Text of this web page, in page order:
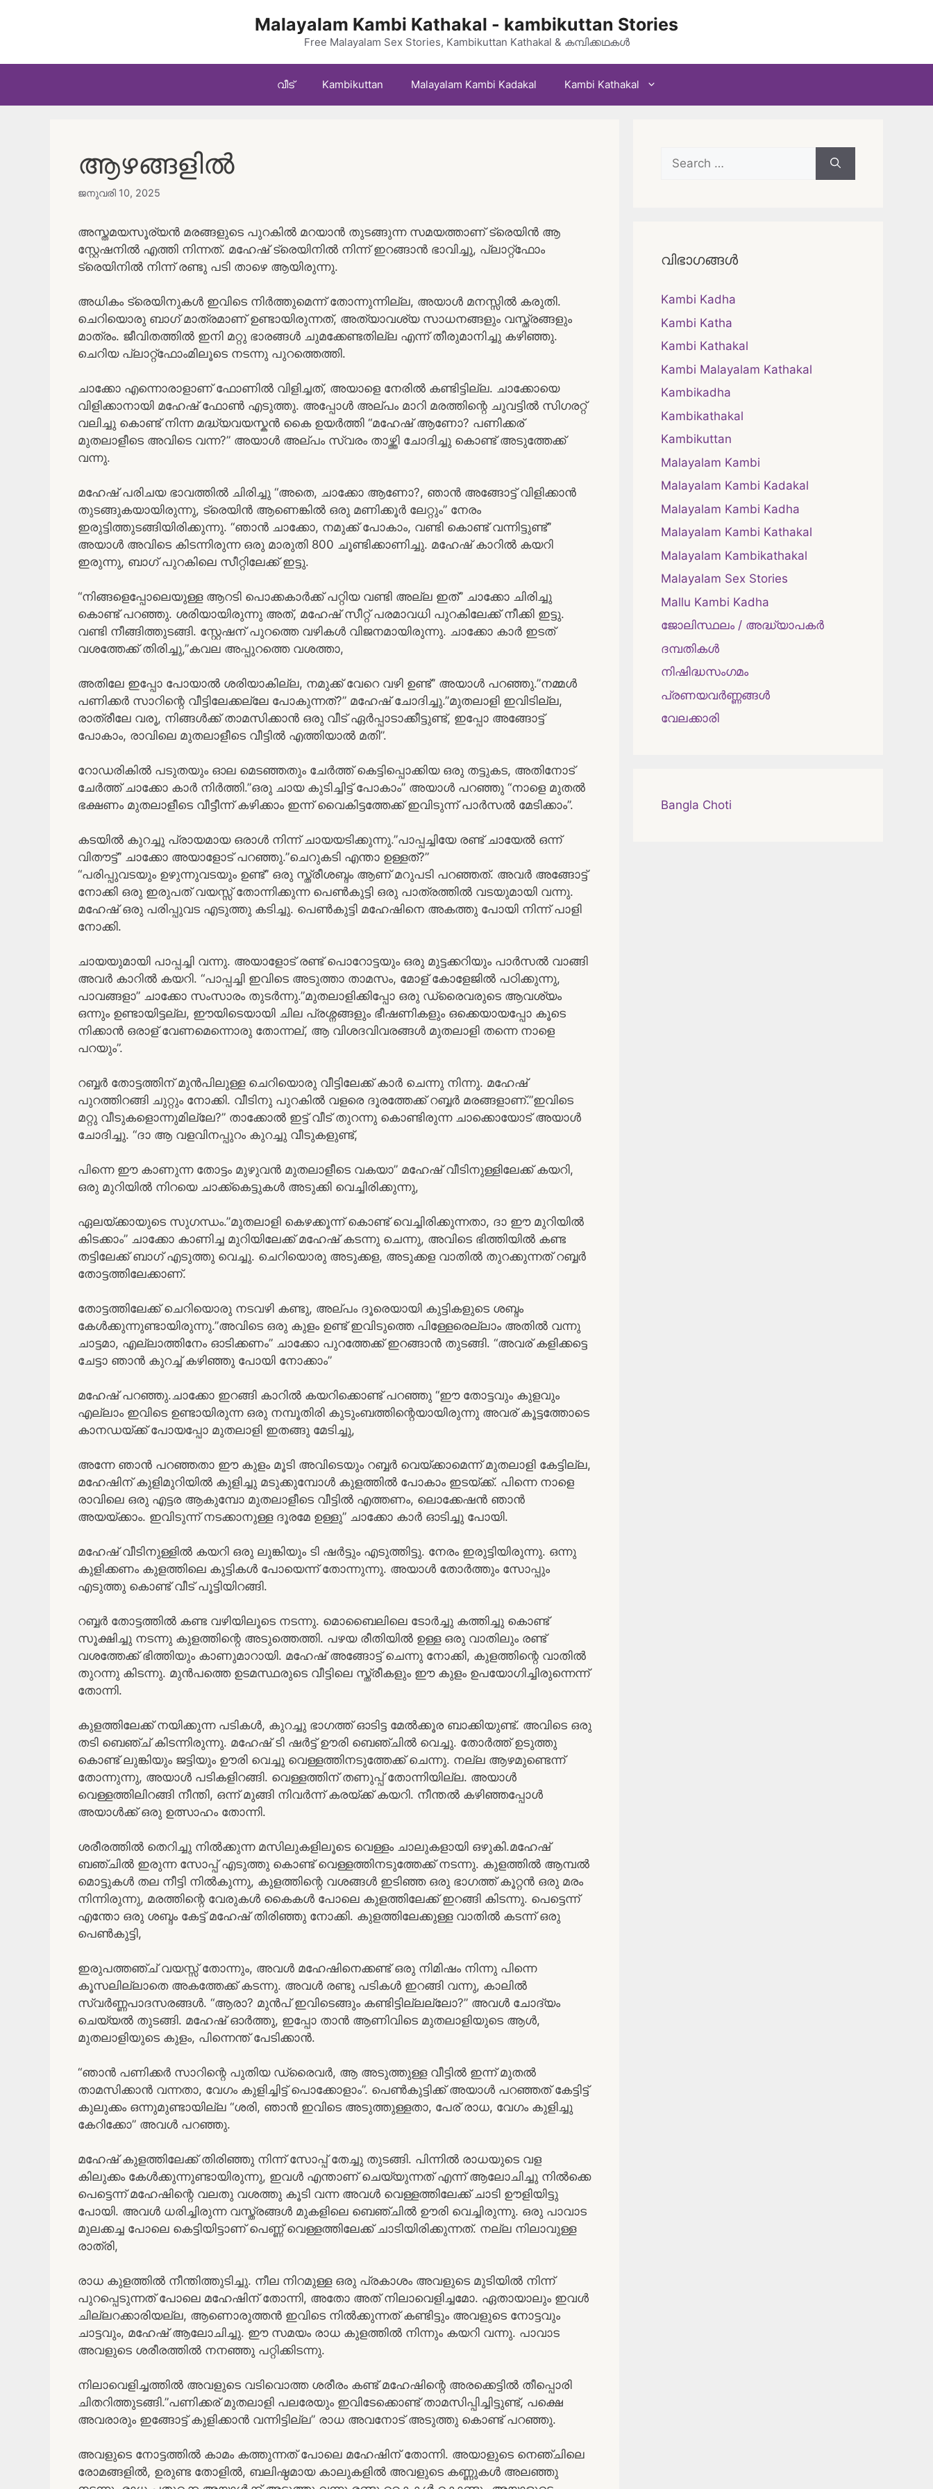
Malayalam Kambi Kathakal - kambikuttan Stories
Free Malayalam Sex Stories, Kambikuttan Kathakal & കമ്പിക്കഥകൾ
വീട് Kambikuttan Malayalam Kambi Kadakal Kambi Kathakal
ആഴങ്ങളിൽ
ജനുവരി 10, 2025
അസ്തമയസൂര്യൻ മരങ്ങളുടെ പുറകിൽ മറയാൻ തുടങ്ങുന്ന സമയത്താണ് ട്രെയിൻ ആ
സ്റ്റേഷനിൽ എത്തി നിന്നത്. മഹേഷ്‌ ട്രെയിനിൽ നിന്ന് ഇറങ്ങാൻ ഭാവിച്ചു, പ്ലാറ്റ്ഫോം
ട്രെയിനിൽ നിന്ന് രണ്ടു പടി താഴെ ആയിരുന്നു.
അധികം ട്രെയിനുകൾ ഇവിടെ നിർത്തുമെന്ന് തോന്നുന്നില്ല, അയാൾ മനസ്സിൽ കരുതി.
ചെറിയൊരു ബാഗ് മാത്രമാണ് ഉണ്ടായിരുന്നത്, അത്യാവശ്യ സാധനങ്ങളും വസ്ത്രങ്ങളും
മാത്രം. ജീവിതത്തിൽ ഇനി മറ്റു ഭാരങ്ങൾ ചുമക്കേണ്ടതില്ല എന്ന് തീരുമാനിച്ചു കഴിഞ്ഞു.
ചെറിയ പ്ലാറ്റ്ഫോംമിലൂടെ നടന്നു പുറത്തെത്തി.
ചാക്കോ എന്നൊരാളാണ് ഫോണിൽ വിളിച്ചത്, അയാളെ നേരിൽ കണ്ടിട്ടില്ല. ചാക്കോയെ
വിളിക്കാനായി മഹേഷ്‌ ഫോൺ എടുത്തു. അപ്പോൾ അല്പം മാറി മരത്തിന്റെ ചുവട്ടിൽ സിഗരറ്റ്
വലിച്ചു കൊണ്ട് നിന്ന മദ്ധ്യവയസ്കൻ കൈ ഉയർത്തി “മഹേഷ്‌ ആണോ? പണിക്കര്
മുതലാളീടെ അവിടെ വന്ന?” അയാൾ അല്പം സ്വരം താഴ്ത്തി ചോദിച്ചു കൊണ്ട് അടുത്തേക്ക്
വന്നു.
മഹേഷ്‌ പരിചയ ഭാവത്തിൽ ചിരിച്ചു “അതെ, ചാക്കോ ആണോ?, ഞാൻ അങ്ങോട്ട് വിളിക്കാൻ
തുടങ്ങുകയായിരുന്നു, ട്രെയിൻ ആണെങ്കിൽ ഒരു മണിക്കൂർ ലേറ്റും” നേരം
ഇരുട്ടിത്തുടങ്ങിയിരിക്കുന്നു. “ഞാൻ ചാക്കോ, നമുക്ക് പോകാം, വണ്ടി കൊണ്ട് വന്നിട്ടുണ്ട്”
അയാൾ അവിടെ കിടന്നിരുന്ന ഒരു മാരുതി 800 ചൂണ്ടിക്കാണിച്ചു. മഹേഷ്‌ കാറിൽ കയറി
ഇരുന്നു, ബാഗ് പുറകിലെ സീറ്റിലേക്ക് ഇട്ടു.
“നിങ്ങളെപ്പോലെയുള്ള ആറടി പൊക്കകാർക്ക് പറ്റിയ വണ്ടി അല്ല ഇത്” ചാക്കോ ചിരിച്ചു
കൊണ്ട് പറഞ്ഞു. ശരിയായിരുന്നു അത്, മഹേഷ്‌ സീറ്റ് പരമാവധി പുറകിലേക്ക് നീക്കി ഇട്ടു.
വണ്ടി നീങ്ങിത്തുടങ്ങി. സ്റ്റേഷന് പുറത്തെ വഴികൾ വിജനമായിരുന്നു. ചാക്കോ കാർ ഇടത്
വശത്തേക്ക് തിരിച്ചു,”കവല അപ്പുറത്തെ വശത്താ,
അതിലേ ഇപ്പോ പോയാൽ ശരിയാകില്ല, നമുക്ക് വേറെ വഴി ഉണ്ട്” അയാൾ പറഞ്ഞു.”നമ്മൾ
പണിക്കർ സാറിന്റെ വീട്ടിലേക്കല്ലേ പോകുന്നത്?” മഹേഷ്‌ ചോദിച്ചു.”മുതലാളി ഇവിടില്ല,
രാത്രീലേ വരൂ, നിങ്ങൾക്ക് താമസിക്കാൻ ഒരു വീട് ഏർപ്പാടാക്കീട്ടുണ്ട്, ഇപ്പോ അങ്ങോട്ട്
പോകാം, രാവിലെ മുതലാളീടെ വീട്ടിൽ എത്തിയാൽ മതി”.
റോഡരികിൽ പടുതയും ഓല മെടഞ്ഞതും ചേർത്ത് കെട്ടിപ്പൊക്കിയ ഒരു തട്ടുകട, അതിനോട്
ചേർത്ത് ചാക്കോ കാർ നിർത്തി.”ഒരു ചായ കുടിച്ചിട്ട് പോകാം” അയാൾ പറഞ്ഞു “നാളെ മുതൽ
ഭക്ഷണം മുതലാളീടെ വീട്ടീന്ന് കഴിക്കാം ഇന്ന് വൈകിട്ടത്തേക്ക് ഇവിടുന്ന് പാർസൽ മേടിക്കാം”.
കടയിൽ കുറച്ചു പ്രായമായ ഒരാൾ നിന്ന് ചായയടിക്കുന്നു.”പാപ്പച്ചിയേ രണ്ട് ചായേൽ ഒന്ന്
വിതൗട്ട്” ചാക്കോ അയാളോട് പറഞ്ഞു.”ചെറുകടി എന്താ ഉള്ളത്?”
“പരിപ്പുവടയും ഉഴുന്നുവടയും ഉണ്ട്” ഒരു സ്ത്രീശബ്ദം ആണ് മറുപടി പറഞ്ഞത്. അവർ അങ്ങോട്ട്
നോക്കി ഒരു ഇരുപത് വയസ്സ് തോന്നിക്കുന്ന പെൺകുട്ടി ഒരു പാത്രത്തിൽ വടയുമായി വന്നു.
മഹേഷ്‌ ഒരു പരിപ്പുവട എടുത്തു കടിച്ചു. പെൺകുട്ടി മഹേഷിനെ അകത്തു പോയി നിന്ന് പാളി
നോക്കി.
ചായയുമായി പാപ്പച്ചി വന്നു. അയാളോട് രണ്ട് പൊറോട്ടയും ഒരു മുട്ടക്കറിയും പാർസൽ വാങ്ങി
അവർ കാറിൽ കയറി. “പാപ്പച്ചി ഇവിടെ അടുത്താ താമസം, മോള് കോളേജിൽ പഠിക്കുന്നു,
പാവങ്ങളാ” ചാക്കോ സംസാരം തുടർന്നു.”മുതലാളിക്കിപ്പോ ഒരു ഡ്രൈവരുടെ ആവശ്യം
ഒന്നും ഉണ്ടായിട്ടല്ല, ഈയിടെയായി ചില പ്രശ്നങ്ങളും ഭീഷണികളും ഒക്കെയായപ്പോ കൂടെ
നിക്കാൻ ഒരാള് വേണമെന്നൊരു തോന്നല്, ആ വിശദവിവരങ്ങൾ മുതലാളി തന്നെ നാളെ
പറയും”.
റബ്ബർ തോട്ടത്തിന് മുൻപിലുള്ള ചെറിയൊരു വീട്ടിലേക്ക് കാർ ചെന്നു നിന്നു. മഹേഷ്‌
പുറത്തിറങ്ങി ചുറ്റും നോക്കി. വീടിനു പുറകിൽ വളരെ ദൂരത്തേക്ക് റബ്ബർ മരങ്ങളാണ്.”ഇവിടെ
മറ്റു വീടുകളൊന്നുമില്ലേ?” താക്കോൽ ഇട്ട് വീട് തുറന്നു കൊണ്ടിരുന്ന ചാക്കൊയോട് അയാൾ
ചോദിച്ചു. “ദാ ആ വളവിനപ്പുറം കുറച്ചു വീടുകളുണ്ട്,
പിന്നെ ഈ കാണുന്ന തോട്ടം മുഴുവൻ മുതലാളീടെ വകയാ” മഹേഷ്‌ വീടിനുള്ളിലേക്ക് കയറി,
ഒരു മുറിയിൽ നിറയെ ചാക്ക്കെട്ടുകൾ അടുക്കി വെച്ചിരിക്കുന്നു,
ഏലയ്ക്കായുടെ സുഗന്ധം.”മുതലാളി കെഴക്കൂന്ന് കൊണ്ട് വെച്ചിരിക്കുന്നതാ, ദാ ഈ മുറിയിൽ
കിടക്കാം” ചാക്കോ കാണിച്ച മുറിയിലേക്ക് മഹേഷ്‌ കടന്നു ചെന്നു, അവിടെ ഭിത്തിയിൽ കണ്ട
തട്ടിലേക്ക് ബാഗ് എടുത്തു വെച്ചു. ചെറിയൊരു അടുക്കള, അടുക്കള വാതിൽ തുറക്കുന്നത് റബ്ബർ
തോട്ടത്തിലേക്കാണ്.
തോട്ടത്തിലേക്ക് ചെറിയൊരു നടവഴി കണ്ടു, അല്പം ദൂരെയായി കുട്ടികളുടെ ശബ്ദം
കേൾക്കുന്നുണ്ടായിരുന്നു.”അവിടെ ഒരു കുളം ഉണ്ട് ഇവിടുത്തെ പിള്ളേരെല്ലാം അതിൽ വന്നു
ചാട്ടമാ, എല്ലാത്തിനേം ഓടിക്കണം” ചാക്കോ പുറത്തേക്ക് ഇറങ്ങാൻ തുടങ്ങി. “അവര് കളിക്കട്ടെ
ചേട്ടാ ഞാൻ കുറച്ച് കഴിഞ്ഞു പോയി നോക്കാം”
മഹേഷ്‌ പറഞ്ഞു.ചാക്കോ ഇറങ്ങി കാറിൽ കയറിക്കൊണ്ട് പറഞ്ഞു “ഈ തോട്ടവും കുളവും
എല്ലാം ഇവിടെ ഉണ്ടായിരുന്ന ഒരു നമ്പൂതിരി കുടുംബത്തിന്റെയായിരുന്നു അവര് കൂട്ടത്തോടെ
കാനഡയ്ക്ക് പോയപ്പോ മുതലാളി ഇതങ്ങു മേടിച്ചു,
അന്നേ ഞാൻ പറഞ്ഞതാ ഈ കുളം മൂടി അവിടെയും റബ്ബർ വെയ്ക്കാമെന്ന് മുതലാളി കേട്ടില്ല,
മഹേഷിന് കുളിമുറിയിൽ കുളിച്ചു മടുക്കുമ്പോൾ കുളത്തിൽ പോകാം ഇടയ്ക്ക്. പിന്നെ നാളെ
രാവിലെ ഒരു എട്ടര ആകുമ്പോ മുതലാളീടെ വീട്ടിൽ എത്തണം, ലൊക്കേഷൻ ഞാൻ
അയയ്ക്കാം. ഇവിടുന്ന് നടക്കാനുള്ള ദൂരമേ ഉള്ളു” ചാക്കോ കാർ ഓടിച്ചു പോയി.
മഹേഷ്‌ വീടിനുള്ളിൽ കയറി ഒരു ലുങ്കിയും ടി ഷർട്ടും എടുത്തിട്ടു. നേരം ഇരുട്ടിയിരുന്നു. ഒന്നു
കുളിക്കണം കുളത്തിലെ കുട്ടികൾ പോയെന്ന് തോന്നുന്നു. അയാൾ തോർത്തും സോപ്പും
എടുത്തു കൊണ്ട് വീട് പൂട്ടിയിറങ്ങി.
റബ്ബർ തോട്ടത്തിൽ കണ്ട വഴിയിലൂടെ നടന്നു. മൊബൈലിലെ ടോർച്ചു കത്തിച്ചു കൊണ്ട്
സൂക്ഷിച്ചു നടന്നു കുളത്തിന്റെ അടുത്തെത്തി. പഴയ രീതിയിൽ ഉള്ള ഒരു വാതിലും രണ്ട്
വശത്തേക്ക് ഭിത്തിയും കാണുമാറായി. മഹേഷ്‌ അങ്ങോട്ട് ചെന്നു നോക്കി, കുളത്തിന്റെ വാതിൽ
തുറന്നു കിടന്നു. മുൻപത്തെ ഉടമസ്ഥരുടെ വീട്ടിലെ സ്ത്രീകളും ഈ കുളം ഉപയോഗിച്ചിരുന്നെന്ന്
തോന്നി.
കുളത്തിലേക്ക് നയിക്കുന്ന പടികൾ, കുറച്ചു ഭാഗത്ത് ഓടിട്ട മേൽക്കൂര ബാക്കിയുണ്ട്. അവിടെ ഒരു
തടി ബെഞ്ച് കിടന്നിരുന്നു. മഹേഷ്‌ ടി ഷർട്ട് ഊരി ബെഞ്ചിൽ വെച്ചു. തോർത്ത്‌ ഉടുത്തു
കൊണ്ട് ലുങ്കിയും ജട്ടിയും ഊരി വെച്ചു വെള്ളത്തിനടുത്തേക്ക് ചെന്നു. നല്ല ആഴമുണ്ടെന്ന്
തോന്നുന്നു, അയാൾ പടികളിറങ്ങി. വെള്ളത്തിന്‌ തണുപ്പ് തോന്നിയില്ല. അയാൾ
വെള്ളത്തിലിറങ്ങി നീന്തി, ഒന്ന് മുങ്ങി നിവർന്ന് കരയ്ക്ക് കയറി. നീന്തൽ കഴിഞ്ഞപ്പോൾ
അയാൾക്ക് ഒരു ഉത്സാഹം തോന്നി.
ശരീരത്തിൽ തെറിച്ചു നിൽക്കുന്ന മസിലുകളിലൂടെ വെള്ളം ചാലുകളായി ഒഴുകി.മഹേഷ്‌
ബഞ്ചിൽ ഇരുന്ന സോപ്പ് എടുത്തു കൊണ്ട് വെള്ളത്തിനടുത്തേക്ക് നടന്നു. കുളത്തിൽ ആമ്പൽ
മൊട്ടുകൾ തല നീട്ടി നിൽകുന്നു, കുളത്തിന്റെ വശങ്ങൾ ഇടിഞ്ഞ ഒരു ഭാഗത്ത് കൂറ്റൻ ഒരു മരം
നിന്നിരുന്നു, മരത്തിന്റെ വേരുകൾ കൈകൾ പോലെ കുളത്തിലേക്ക് ഇറങ്ങി കിടന്നു. പെട്ടെന്ന്
എന്തോ ഒരു ശബ്ദം കേട്ട് മഹേഷ്‌ തിരിഞ്ഞു നോക്കി. കുളത്തിലേക്കുള്ള വാതിൽ കടന്ന് ഒരു
പെൺകുട്ടി,
ഇരുപത്തഞ്ച് വയസ്സ് തോന്നും, അവൾ മഹേഷിനെക്കണ്ട് ഒരു നിമിഷം നിന്നു പിന്നെ
കൂസലില്ലാതെ അകത്തേക്ക് കടന്നു. അവൾ രണ്ടു പടികൾ ഇറങ്ങി വന്നു, കാലിൽ
സ്വർണ്ണപാദസരങ്ങൾ. “ആരാ? മുൻപ് ഇവിടെങ്ങും കണ്ടിട്ടില്ലല്ലോ?” അവൾ ചോദ്യം
ചെയ്യൽ തുടങ്ങി. മഹേഷ്‌ ഓർത്തു, ഇപ്പോ താൻ ആണിവിടെ മുതലാളിയുടെ ആൾ,
മുതലാളിയുടെ കുളം, പിന്നെന്ത് പേടിക്കാൻ.
“ഞാൻ പണിക്കർ സാറിന്റെ പുതിയ ഡ്രൈവർ, ആ അടുത്തുള്ള വീട്ടിൽ ഇന്ന് മുതൽ
താമസിക്കാൻ വന്നതാ, വേഗം കുളിച്ചിട്ട് പൊക്കോളാം”. പെൺകുട്ടിക്ക് അയാൾ പറഞ്ഞത് കേട്ടിട്ട്
കുലുക്കം ഒന്നുമുണ്ടായില്ല “ശരി, ഞാൻ ഇവിടെ അടുത്തുള്ളതാ, പേര് രാധ, വേഗം കുളിച്ചു
കേറിക്കോ” അവൾ പറഞ്ഞു.
മഹേഷ്‌ കുളത്തിലേക്ക് തിരിഞ്ഞു നിന്ന് സോപ്പ് തേച്ചു തുടങ്ങി. പിന്നിൽ രാധയുടെ വള
കിലുക്കം കേൾക്കുന്നുണ്ടായിരുന്നു, ഇവൾ എന്താണ് ചെയ്യുന്നത് എന്ന് ആലോചിച്ചു നിൽക്കെ
പെട്ടെന്ന് മഹേഷിന്റെ വലതു വശത്തു കൂടി വന്ന അവൾ വെള്ളത്തിലേക്ക് ചാടി ഊളിയിട്ടു
പോയി. അവൾ ധരിച്ചിരുന്ന വസ്ത്രങ്ങൾ മുകളിലെ ബെഞ്ചിൽ ഊരി വെച്ചിരുന്നു. ഒരു പാവാട
മുലക്കച്ച പോലെ കെട്ടിയിട്ടാണ് പെണ്ണ് വെള്ളത്തിലേക്ക് ചാടിയിരിക്കുന്നത്. നല്ല നിലാവുള്ള
രാത്രി,
രാധ കുളത്തിൽ നീന്തിത്തുടിച്ചു. നീല നിറമുള്ള ഒരു പ്രകാശം അവളുടെ മുടിയിൽ നിന്ന്
പുറപ്പെടുന്നത് പോലെ മഹേഷിന് തോന്നി, അതോ അത് നിലാവെളിച്ചമോ. ഏതായാലും ഇവൾ
ചില്ലറക്കാരിയല്ല, ആണൊരുത്തൻ ഇവിടെ നിൽക്കുന്നത് കണ്ടിട്ടും അവളുടെ നോട്ടവും
ചാട്ടവും, മഹേഷ്‌ ആലോചിച്ചു. ഈ സമയം രാധ കുളത്തിൽ നിന്നും കയറി വന്നു. പാവാട
അവളുടെ ശരീരത്തിൽ നനഞ്ഞു പറ്റിക്കിടന്നു.
നിലാവെളിച്ചത്തിൽ അവളുടെ വടിവൊത്ത ശരീരം കണ്ട് മഹേഷിന്റെ അരക്കെട്ടിൽ തീപ്പൊരി
ചിതറിത്തുടങ്ങി.”പണിക്കര് മുതലാളി പലരേയും ഇവിടേക്കൊണ്ട് താമസിപ്പിച്ചിട്ടുണ്ട്, പക്ഷെ
അവരാരും ഇങ്ങോട്ട് കുളിക്കാൻ വന്നിട്ടില്ല” രാധ അവനോട് അടുത്തു കൊണ്ട് പറഞ്ഞു.
അവളുടെ നോട്ടത്തിൽ കാമം കത്തുന്നത് പോലെ മഹേഷിന് തോന്നി. അയാളുടെ നെഞ്ചിലെ
രോമങ്ങളിൽ, ഉരുണ്ട തോളിൽ, ബലിഷ്ഠമായ കാലുകളിൽ അവളുടെ കണ്ണുകൾ അലഞ്ഞു
Search
for:
വിഭാഗങ്ങൾ
Kambi Kadha
Kambi Katha
Kambi Kathakal
Kambi Malayalam Kathakal
Kambikadha
Kambikathakal
Kambikuttan
Malayalam Kambi
Malayalam Kambi Kadakal
Malayalam Kambi Kadha
Malayalam Kambi Kathakal
Malayalam Kambikathakal
Malayalam Sex Stories
Mallu Kambi Kadha
ജോലിസ്ഥലം / അദ്ധ്യാപകർ
ദമ്പതികള്‍
നിഷിദ്ധസംഗമം
പ്രണയവർണ്ണങ്ങൾ
വേലക്കാരി
Bangla Choti